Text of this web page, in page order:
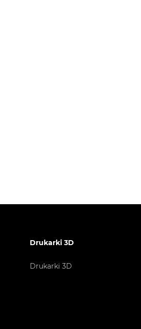
Drukarki 3D
Drukarki 3D